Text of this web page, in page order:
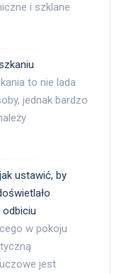
i szklane
to nie lada
jednak bardzo
ustawić, by
w pokoju
jest